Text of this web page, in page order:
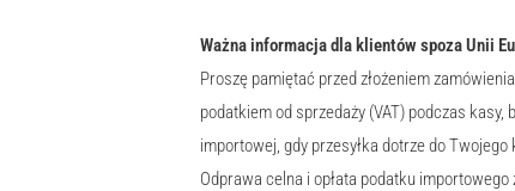
Ważna informacja dla klientów spoza Unii
Proszę pamiętać przed złożeniem
podatkiem od sprzedaży (VAT) podczas kasy,
importowej, gdy przesyłka dotrze do Twojego
Odprawa celna i opłata podatku